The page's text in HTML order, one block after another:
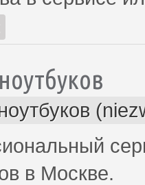
в Москве.